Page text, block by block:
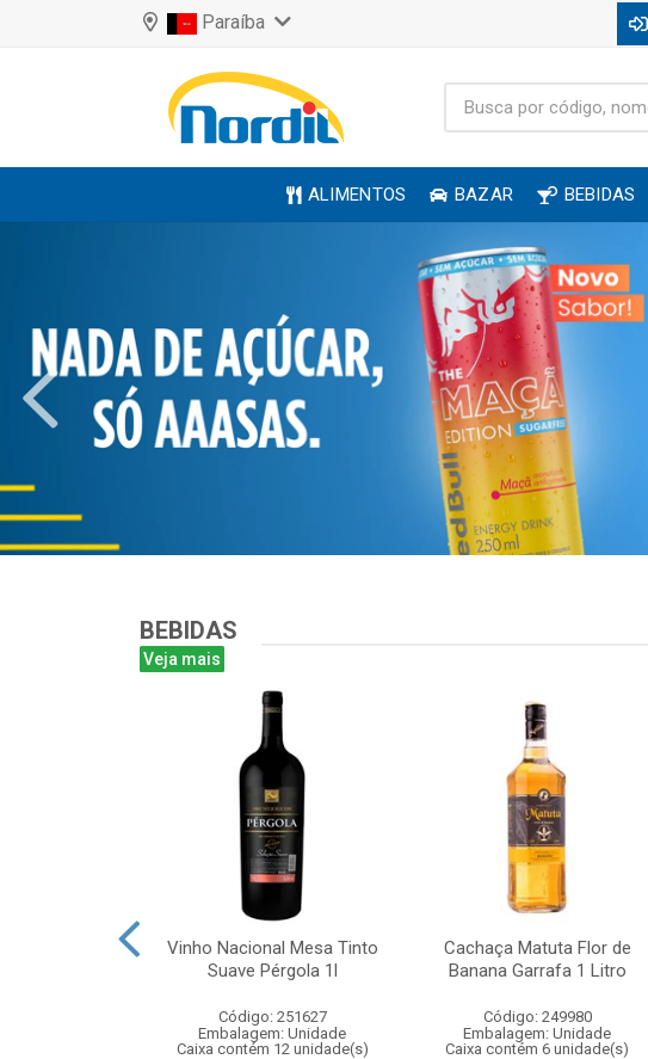
Paraíba
ALIMENTOS BAZAR BEBIDAS
BEBIDAS
Veja mais
Vinho Nacional Mesa Tinto
Suave Pérgola 1l
Código: 251627
Embalagem: Unidade
Caixa contém 12 unidade(s)
Cachaça Matuta Flor de
Banana Garrafa 1 Litro
Código: 249980
Embalagem: Unidade
Caixa contém 6 unidade(s)